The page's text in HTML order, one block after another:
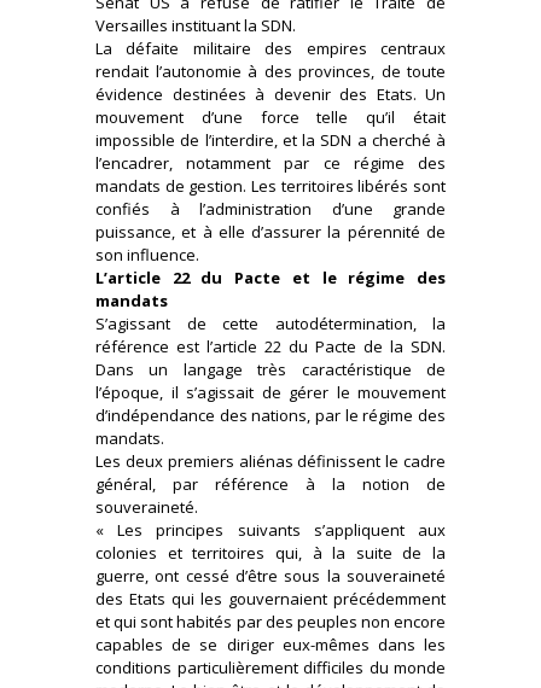
Versailles instituant la SDN.
La défaite militaire des empires centraux
rendait l’autonomie à des provinces, de toute
évidence destinées à devenir des Etats. Un
mouvement d’une force telle qu’il était
impossible de l’interdire, et la SDN a cherché à
l’encadrer, notamment par ce régime des
mandats de gestion. Les territoires libérés sont
confiés à l’administration d’une grande
puissance, et à elle d’assurer la pérennité de
son influence.
L’article 22 du Pacte et le régime des
mandats
S’agissant de cette autodétermination, la
référence est l’article 22 du Pacte de la SDN.
Dans un langage très caractéristique de
l’époque, il s’agissait de gérer le mouvement
d’indépendance des nations, par le régime des
mandats.
Les deux premiers aliénas définissent le cadre
général, par référence à la notion de
souveraineté.
« Les principes suivants s’appliquent aux
colonies et territoires qui, à la suite de la
guerre, ont cessé d’être sous la souveraineté
des Etats qui les gouvernaient précédemment
et qui sont habités par des peuples non encore
capables de se diriger eux-mêmes dans les
conditions particulièrement difficiles du monde